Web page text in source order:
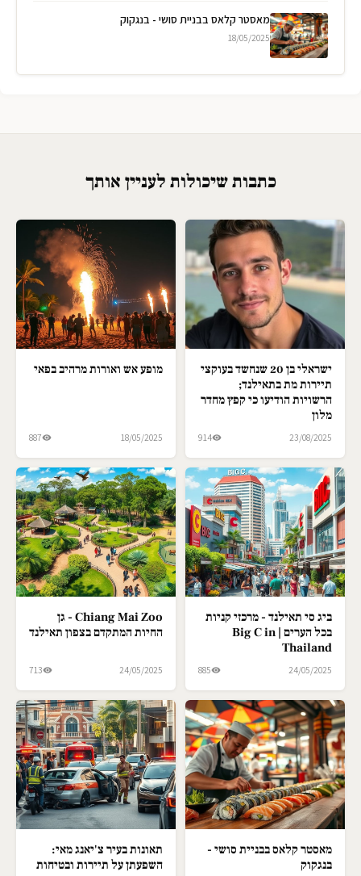
מאסטר קלאס בבניית סושי - בנגקוק
18/05/2025
כתבות שיכולות לעניין אותך
ישראלי בן 20 שנחשד בעוקצי
תיירות מת בתאילנד;
הרשויות הודיעו כי קפץ מחדר
מלון
23/08/2025
914
מופע אש ואורות מרהיב בפאי
18/05/2025
887
ביג סי תאילנד - מרכזי קניות
בכל הערים | Big C in
Thailand
24/05/2025
885
Chiang Mai Zoo - גן
החיות המתקדם בצפון תאילנד
24/05/2025
713
מאסטר קלאס בבניית סושי -
בנגקוק
תאונות בעיר צ'יאנג מאי:
השפעתן על תיירות ובטיחות